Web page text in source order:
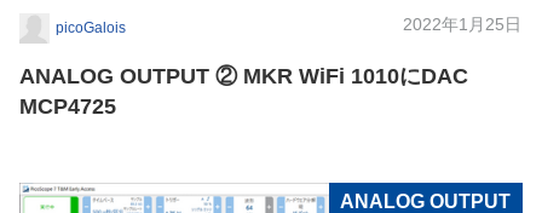
picoGalois 2022年1月25日
ANALOG OUTPUT ② MKR WiFi 1010にDAC
MCP4725
ANALOG OUTPUT